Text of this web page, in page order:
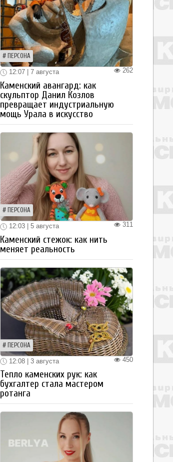
ПЕРСОНА
262
12:07 | 7 августа
Каменский авангард: как
скульптор Данил Козлов
превращает индустриальную
мощь Урала в искусство
ПЕРСОНА
311
12:03 | 5 августа
Каменский стежок: как нить
меняет реальность
ПЕРСОНА
450
12:08 | 3 августа
Тепло каменских рук: как
бухгалтер стала мастером
ротанга